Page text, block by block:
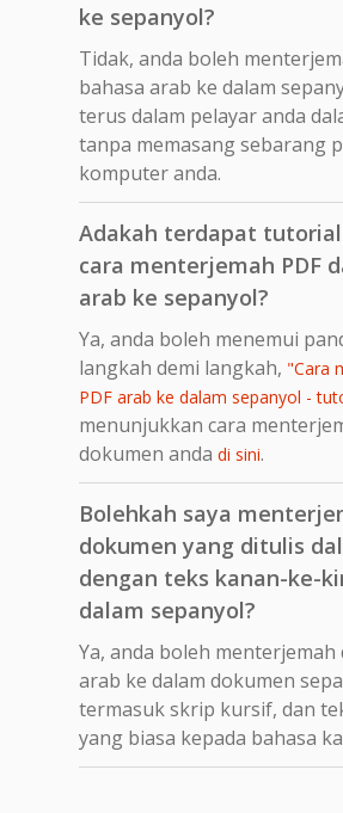
ke sepanyol?
Tidak, anda boleh
bahasa arab ke dalam
terus dalam pelayar anda
tanpa memasang sebarang
komputer anda.
Adakah terdapat
cara menterjemah PDF
arab ke sepanyol?
Ya, anda boleh menemui
langkah demi langkah, "Cara
PDF arab ke dalam sepanyol -
menunjukkan cara
dokumen anda di sini.
Bolehkah saya
dokumen yang ditulis
dengan teks kanan-ke-
dalam sepanyol?
Ya, anda boleh menterjemah
arab ke dalam dokumen
termasuk skrip kursif, dan
yang biasa kepada bahasa